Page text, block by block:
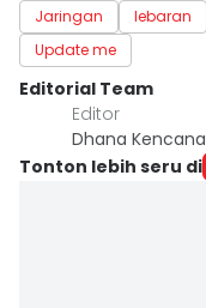
Jaringan lebaran
Update me
Editorial Team
Editor
Dhana Kencana
Tonton lebih seru di